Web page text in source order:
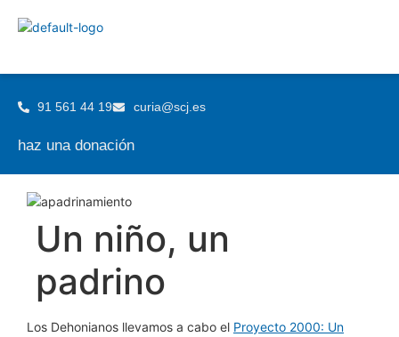
91 561 44 19 curia@scj.es
haz una donación
Un niño, un
padrino
Los Dehonianos llevamos a cabo el Proyecto 2000: Un